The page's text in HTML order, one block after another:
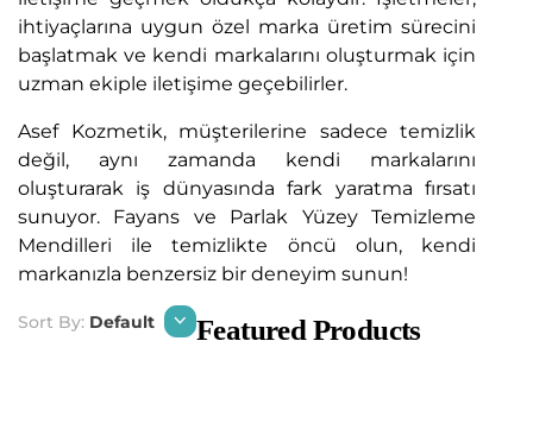
ihtiyaçlarına uygun özel marka üretim sürecini
başlatmak ve kendi markalarını oluşturmak için
uzman ekiple iletişime geçebilirler.
Asef Kozmetik, müşterilerine sadece temizlik
değil, aynı zamanda kendi markalarını
oluşturarak iş dünyasında fark yaratma fırsatı
sunuyor. Fayans ve Parlak Yüzey Temizleme
Mendilleri ile temizlikte öncü olun, kendi
markanızla benzersiz bir deneyim sunun!
Featured Products
Sort By: Default